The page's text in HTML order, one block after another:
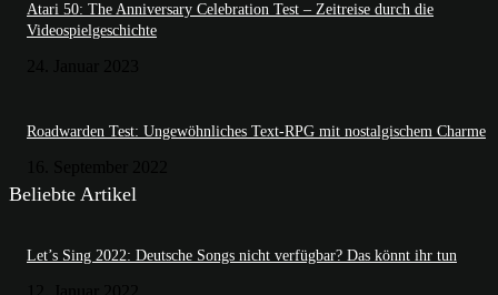
Atari 50: The Anniversary Celebration Test – Zeitreise durch die
Videospielgeschichte
Roadwarden Test: Ungewöhnliches Text-RPG mit nostalgischem Charme
Beliebte Artikel
Let’s Sing 2022: Deutsche Songs nicht verfügbar? Das könnt ihr tun